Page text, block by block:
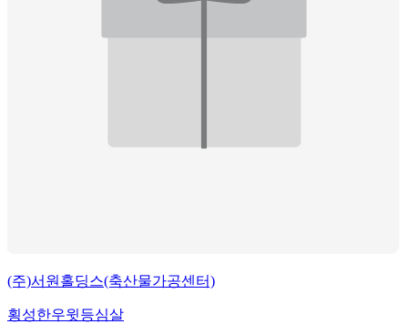
(주)서원홀딩스(축산물가공센터)
횡성한우윗등심살